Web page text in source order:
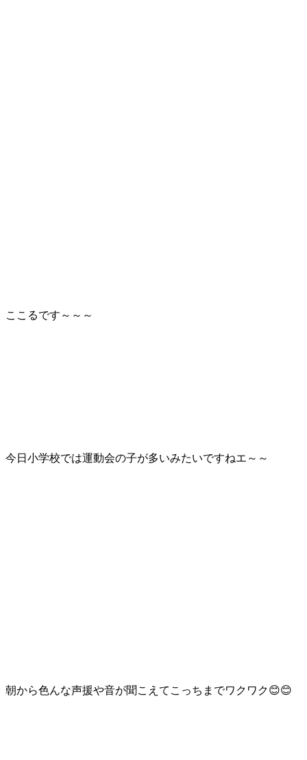
ここるです～～～
今日小学校では運動会の子が多いみたいですねエ～～
朝から色んな声援や音が聞こえてこっちまでワクワク😊😊